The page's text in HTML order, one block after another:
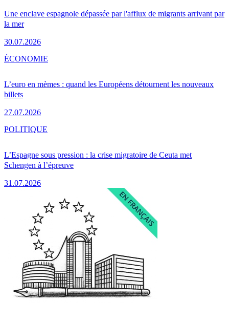
Une enclave espagnole dépassée par l'afflux de migrants arrivant par
la mer
30.07.2026
L’euro en mèmes : quand les Européens détournent les nouveaux
billets
27.07.2026
ÉCONOMIE
L’Espagne sous pression : la crise migratoire de Ceuta met
Schengen à l’épreuve
31.07.2026
POLITIQUE